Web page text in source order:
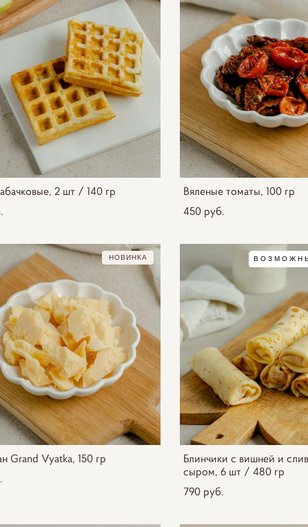
2 шт / 140 гр
Вяленые томаты, 100 гр
450 pуб.
НОВИНКА
Grand Vyatka, 150 гр
Блинчики с вишней и
сыром, 6 шт / 480 гр
790 pуб.